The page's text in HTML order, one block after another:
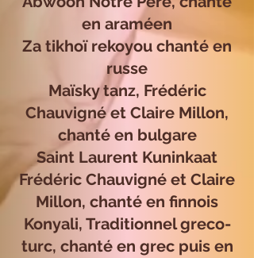
en araméen
Za tikhoï rekoyou chanté en
russe
Maïsky tanz, Frédéric
Chauvigné et Claire Millon,
chanté en bulgare
Saint Laurent Kuninkaat
Frédéric Chauvigné et Claire
Millon, chanté en finnois
Konyali, Traditionnel greco-
turc, chanté en grec puis en